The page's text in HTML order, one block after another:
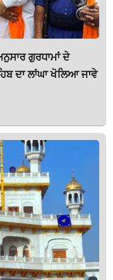
ਗੁਰਧਾਮਾਂ ਦੇ
ਦਾ ਲਾਂਘਾ ਖੋਲਿਆ ਜਾਵੇ